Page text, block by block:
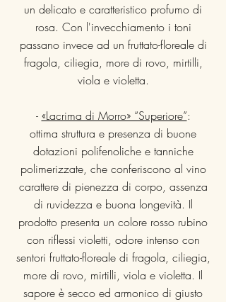
un delicato e caratteristico profumo di
rosa. Con l'invecchiamento i toni
passano invece ad un fruttato-floreale di
fragola, ciliegia, more di rovo, mirtilli,
viola e violetta.
- «Lacrima di Morro» “Superiore”:
ottima struttura e presenza di buone
dotazioni polifenoliche e tanniche
polimerizzate, che conferiscono al vino
carattere di pienezza di corpo, assenza
di ruvidezza e buona longevità. Il
prodotto presenta un colore rosso rubino
con riflessi violetti, odore intenso con
sentori fruttato-floreale di fragola, ciliegia,
more di rovo, mirtilli, viola e violetta. Il
sapore è secco ed armonico di giusto